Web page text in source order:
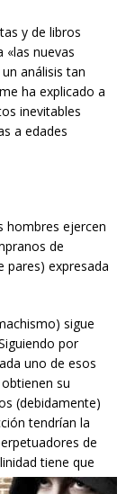
y de libros
«las nuevas
análisis tan
ha explicado a
inevitables
a edades
hombres ejercen
de
pares) expresada
sigue
por
uno de esos
su
(debidamente)
tendrían la
de
tiene que